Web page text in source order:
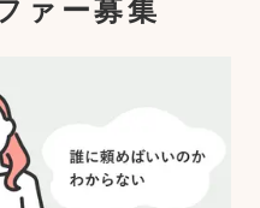
ァー募集